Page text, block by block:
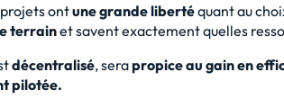
ontune grande libertéquant au
terrainet savent exactement quelles
décentralisé, serapropice au gain en
pilotée.